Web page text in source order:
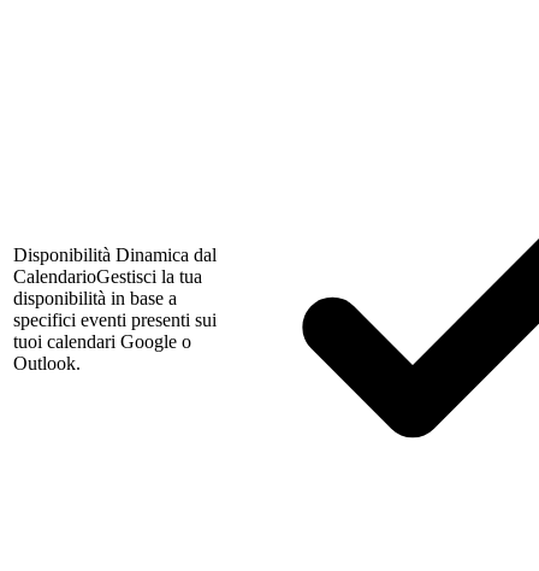
Disponibilità Dinamica dal
CalendarioGestisci la tua
disponibilità in base a
specifici eventi presenti sui
tuoi calendari Google o
Outlook.